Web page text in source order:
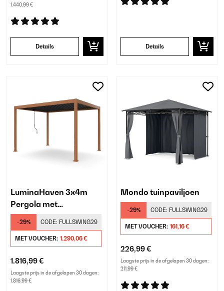
1.440,99 €
Details Details
LuminaHaven 3x4m
Pergola met
Lamellendak Houtlook
-29% CODE: FULLSWING29
MET VOUCHER: 1.290,06 €
1.816,99 €
Laagste prijs in de afgelopen 30 dagen:
1.816,99 €
Mondo tuinpaviljoen
-29% CODE: FULLSWING29
MET VOUCHER: 161,16 €
226,99 €
Laagste prijs in de afgelopen 30 dagen:
211,99 €